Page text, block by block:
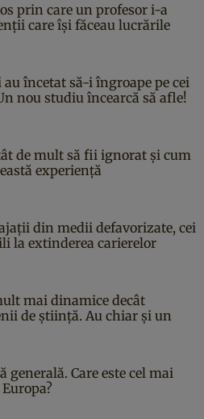
prin care un profesor i-a
care își făceau lucrările
au încetat să-i îngroape pe cei
nou studiu încearcă să afle!
de mult să fii ignorat și cum
experiență
din medii defavorizate, cei
la extinderea carierelor
mai dinamice decât
de știință. Au chiar și un
generală. Care este cel mai